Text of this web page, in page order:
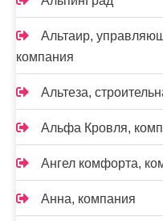
Альтаир,
компания
Альтеза,
Альфа Кровля,
Ангел комфорта,
Анна, компания